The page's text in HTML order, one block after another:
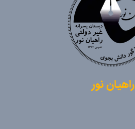
راهیان نور